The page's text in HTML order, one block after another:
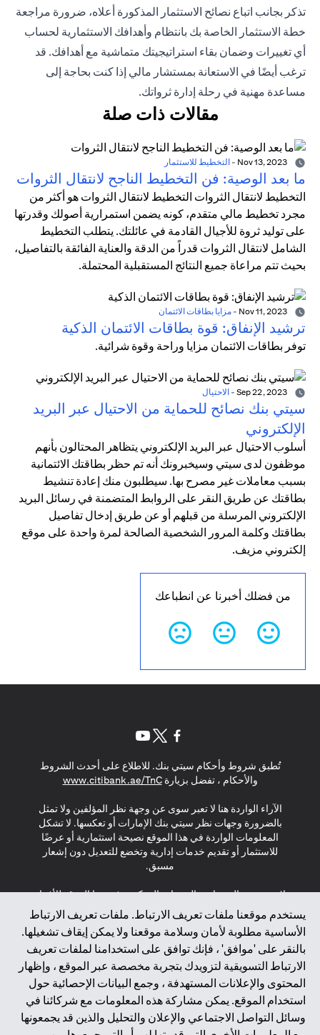
تذكر بجانب اتباع نصائح الاستثمار المذكورة أعلاه، ضرورة مراجعة
خطة الاستثمار الخاصة بك بانتظام وأهدافك الاستثمارية لحساب
أي تغييرات وضمان بقاء استراتيجيتك متماشية مع أهدافك. قد
ترغب أيضًا في الاستعانة بمستشار مالي إذا كنت بحاجة إلى
مساعدة مهنية في رحلة إدارة ثرواتك.
مقالات ذات صلة
- التخطيط للاستثمار
ما بعد الوصية: فن التخطيط الناجح لانتقال الثروات
التخطيط لانتقال الثروات التخطيط لانتقال الثروات هو أكثر من
مجرد تخطيط مالي متقدم، كونه يضمن استمرارية أصولك وقدرتها
على توليد ثروة للأجيال القادمة في عائلتك. يتطلب التخطيط
الشامل لانتقال الثروات قدراً من الدقة والعناية الفائقة بالتفاصيل،
بحيث تتم مراعاة جميع النتائج المستقبلية المحتملة.
- مزايا بطاقات الائتمان
ترشيد الإنفاق: قوة بطاقات الائتمان الذكية
توفر بطاقات الائتمان مزايا وراحة وقوة شرائية.
- الاحتيال
سيتي بنك نصائح للحماية من الاحتيال عبر البريد
الإلكتروني
أسلوب الاحتيال عبر البريد الإلكتروني يتظاهر المحتالون بأنهم
موظفون لدى سيتي وسيخبرونك أنه تم حظر بطاقتك الائتمانية
بسبب معاملات غير مصرح بها. سيطلبون منك إعادة تنشيط
بطاقتك عن طريق النقر على الروابط المتضمنة في رسائل البريد
الإلكتروني المرسلة من قبلهم أو عن طريق إدخال تفاصيل
بطاقتك وكلمة المرور الشخصية الصالحة لمرة واحدة على موقع
إلكتروني مزيف.
من فضلك أخبرنا عن انطباعك
يستخدم موقعنا ملفات تعريف الارتباط. ملفات تعريف الارتباط
الأساسية مطلوبة لأمان وسلامة موقعنا ولا يمكن إيقاف تشغيلها.
بالنقر على 'موافق' ، فإنك توافق على استخدامنا لملفات تعريف
الارتباط التسويقية لتزويدك بتجربة مخصصة عبر الموقع ، وإظهار
المحتوى والإعلانات المستهدفة ، وجمع البيانات الإحصائية حول
استخدام الموقع. يمكن مشاركة هذه المعلومات مع شركائنا في
وسائل التواصل الاجتماعي والإعلان والتحليل والذين قد يجمعونها
تُطبق شروط وأحكام سيتي بنك. للاطلاع على أحدث الشروط
والأحكام ، تفضل بزيارةwww.citibank.ae/TnC
(opens in a new tab)
الآراء الواردة هنا لا تعبر سوى عن وجهة نظر المؤلفين ولا تمثل
بالضرورة وجهات نظر سيتي بنك الإمارات أو تعكسها. لا تشكل
المعلومات الواردة في هذا الموقع نصيحة استثمارية أو عرضًا
للاستثمار أو تقديم خدمات إدارية وتخضع للتعديل دون إشعار
مسبق.
لا يتم تقديم المنتجات والخدمات المذكورة في هذا الموقع للأفراد
المقيمين في الاتحاد الأوروبي أو المنطقة الاقتصادية الأوروبية أو
سويسرا أو غيرنسي أو جيرسي أو موناكو أو سان مارينو أو
الفاتيكان أو جزيرة مان أو المملكة المتحدة أو خصوصية البيانات
(لائحة حماية البيانات العامة \ قانون حماية البيانات الشخصية
العامة \ قانون خصوصية نيوزيلندا). المحتوى الموجود في هذه
الصفحة ليس ولا ينبغي تفسيره على أنه عرض أو دعوة أو دعوة
لشراء أو بيع أي من المنتجات والخدمات المذكورة هنا لمثل هؤلاء
الأفراد.